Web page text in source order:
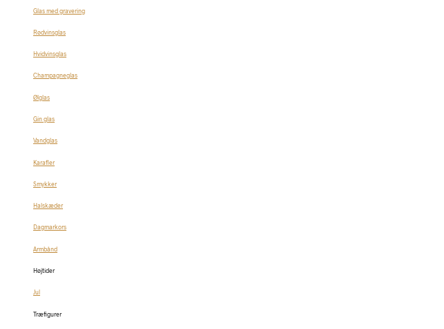
Glas med gravering
Rødvinsglas
Hvidvinsglas
Champagneglas
Ølglas
Gin glas
Vandglas
Karafler
Smykker
Halskæder
Dagmarkors
Armbånd
Højtider
Jul
Træfigurer